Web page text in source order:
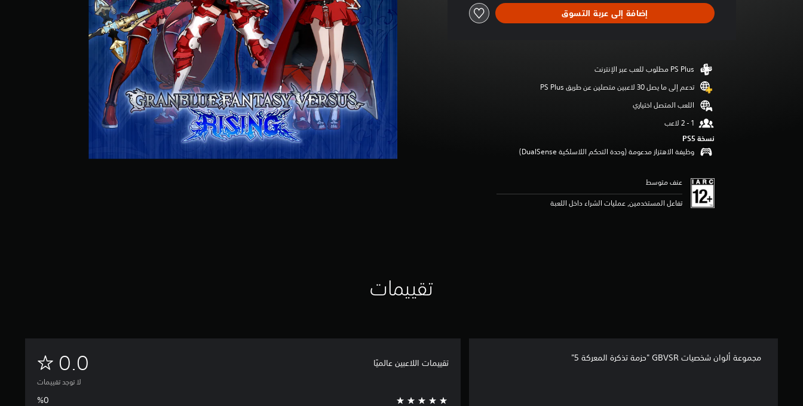
د
ت
ت
إضافة إلى عربة التسوق
تدعم إلى ما يصل 30 لاعبين متصلين عن طريق PS Plus‏
اللعب المتصل اختياري
نسخة PS5‏
وظيفة الاهتزاز مدعومة (وحدة التحكم اللاسلكية DualSense‏)
عنف متوسط
تفاعل المستخدمين, عمليات الشراء داخل اللعبة
تقييمات
مجموعة ألوان شخصيات GBVSR "حزمة تذكرة المعركة 5" تقييمات اللاعبين عالميًا 0.0
ا
لا توجد تقييمات